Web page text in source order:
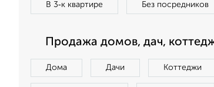
В 3‑к квартире Без посредников
Продажа домов, дач,
Дома Дачи Коттеджи